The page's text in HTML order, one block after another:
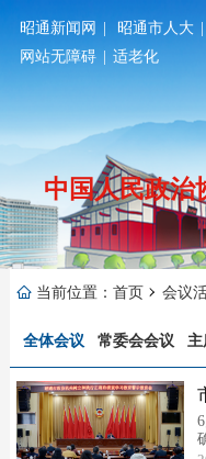
昭通新闻网 | 昭通市人大 |
网站无障碍 | 适老化
中国人民政治
当前位置： 首页 会议
全体会议 常委会会议